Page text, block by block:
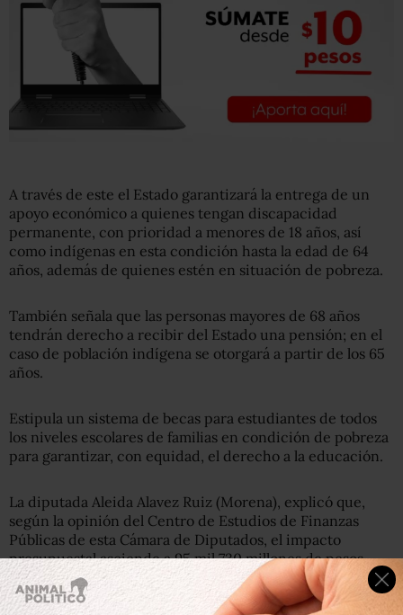
A través de este el Estado garantizará la entrega de un
apoyo económico a quienes tengan discapacidad
permanente, con prioridad a menores de 18 años, así
como indígenas en esta condición hasta la edad de 64
años, además de quienes estén en situación de pobreza.
También señala que las personas mayores de 68 años
tendrán derecho a recibir del Estado una pensión; en el
caso de población indígena se otorgará a partir de los 65
años.
Estipula un sistema de becas para estudiantes de todos
los niveles escolares de familias en condición de pobreza
para garantizar, con equidad, el derecho a la educación.
La diputada Aleida Alavez Ruiz (Morena), explicó que,
según la opinión del Centro de Estudios de Finanzas
Públicas de esta Cámara de Diputados, el impacto
presupuestal asciende a 95 mil 730 millones de pesos
para el Sistema de Salud para el Bienestar.